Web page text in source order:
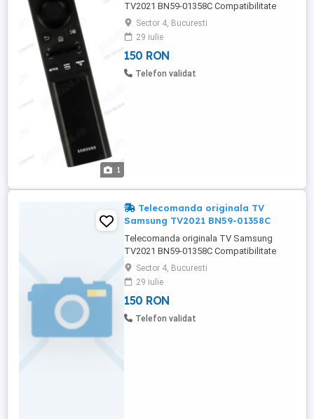
1
TV2021 BN59-01358C Compatibilitate
UE75AU7172U UE75AU7102 UE75AU7192
Sector 4, Bucuresti
29 iulie
150 RON
Telefon validat
Telecomanda originala TV
Samsung TV2021 BN59-01358C
Telecomanda originala TV Samsung
TV2021 BN59-01358C Compatibilitate
UE75AU7172U UE75AU7102 UE75AU7192
Sector 4, Bucuresti
29 iulie
150 RON
Telefon validat